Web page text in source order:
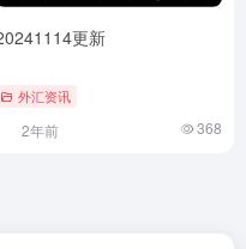
更新
外汇资讯
2年前 368